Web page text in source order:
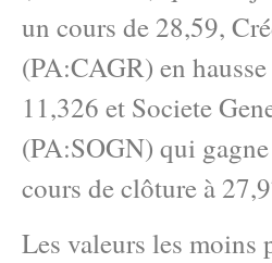
un cours de 28,59,
(PA:CAGR) en
11,326 et Societe
(PA:SOGN) qui
cours de clôture à
Les valeurs les moins